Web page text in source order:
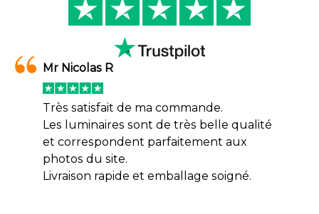
Mr Nicolas R
Très satisfait de ma commande.
Les luminaires sont de très belle qualité
et correspondent parfaitement aux
photos du site.
Livraison rapide et emballage soigné.